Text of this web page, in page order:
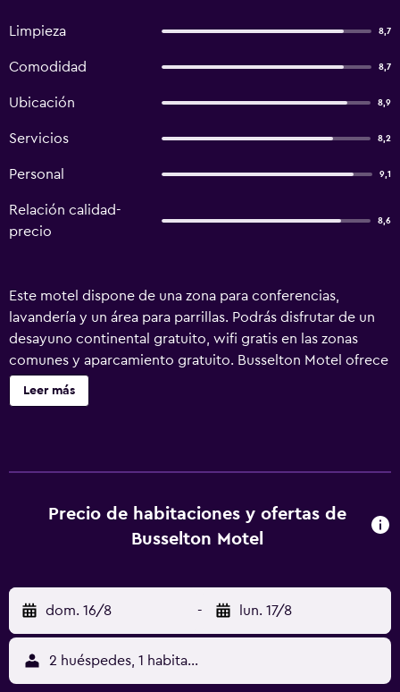
Limpieza 8,7
Comodidad 8,7
Ubicación 8,9
Servicios 8,2
Personal 9,1
Relación calidad-
precio
8,6
Este motel dispone de una zona para conferencias,
lavandería y un área para parrillas. Podrás disfrutar de un
desayuno continental gratuito, wifi gratis en las zonas
comunes y aparcamiento gratuito. Busselton Motel ofrece
39 alojamientos con aire acondicionado y artículos de
higiene personal gratuitos. Este motel en Busselton ofrece
Leer más
Precio de habitaciones y ofertas de
Busselton Motel
dom. 16/8 - lun. 17/8
2 huéspedes, 1 habitación